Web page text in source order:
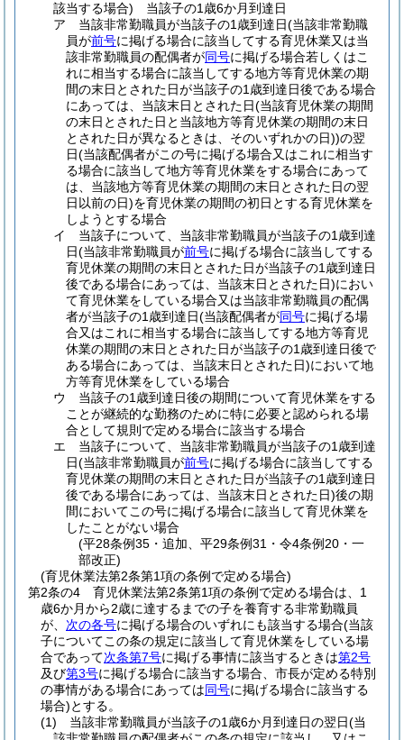
該当する場合) 当該子の1歳6か月到達日
ア
当該非常勤職員が当該子の1歳到達日(当該非常勤職
員が前号に掲げる場合に該当してする育児休業又は当
該非常勤職員の配偶者が同号に掲げる場合若しくはこ
れに相当する場合に該当してする地方等育児休業の期
間の末日とされた日が当該子の1歳到達日後である場合
にあっては、当該末日とされた日(当該育児休業の期間
の末日とされた日と当該地方等育児休業の期間の末日
とされた日が異なるときは、そのいずれかの日))の翌
日(当該配偶者がこの号に掲げる場合又はこれに相当す
る場合に該当して地方等育児休業をする場合にあって
は、当該地方等育児休業の期間の末日とされた日の翌
日以前の日)を育児休業の期間の初日とする育児休業を
しようとする場合
イ
当該子について、当該非常勤職員が当該子の1歳到達
日(当該非常勤職員が前号に掲げる場合に該当してする
育児休業の期間の末日とされた日が当該子の1歳到達日
後である場合にあっては、当該末日とされた日)におい
て育児休業をしている場合又は当該非常勤職員の配偶
者が当該子の1歳到達日(当該配偶者が同号に掲げる場
合又はこれに相当する場合に該当してする地方等育児
休業の期間の末日とされた日が当該子の1歳到達日後で
ある場合にあっては、当該末日とされた日)において地
方等育児休業をしている場合
ウ
当該子の1歳到達日後の期間について育児休業をする
ことが継続的な勤務のために特に必要と認められる場
合として規則で定める場合に該当する場合
エ
当該子について、当該非常勤職員が当該子の1歳到達
日(当該非常勤職員が前号に掲げる場合に該当してする
育児休業の期間の末日とされた日が当該子の1歳到達日
後である場合にあっては、当該末日とされた日)後の期
間においてこの号に掲げる場合に該当して育児休業を
したことがない場合
(平28条例35・追加、平29条例31・令4条例20・一
部改正)
(育児休業法第2条第1項の条例で定める場合)
第2条の4
育児休業法第2条第1項の条例で定める場合は、1
歳6か月から2歳に達するまでの子を養育する非常勤職員
が、 次の各号に掲げる場合のいずれにも該当する場合(当該
子についてこの条の規定に該当して育児休業をしている場
合であって次条第7号に掲げる事情に該当するときは第2号
及び第3号に掲げる場合に該当する場合、市長が定める特別
の事情がある場合にあっては同号に掲げる場合に該当する
場合)とする。
(1)
当該非常勤職員が当該子の1歳6か月到達日の翌日(当